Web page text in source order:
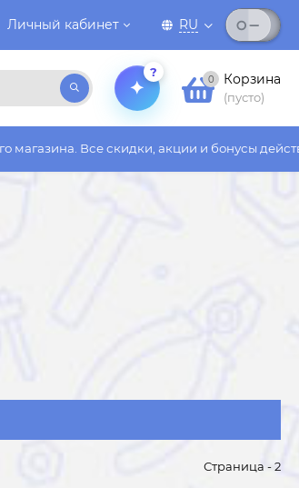
Личный кабинет RU
?
0 Корзина
(пусто)
акции и бонусы действуют только на сайте
Страница - 2